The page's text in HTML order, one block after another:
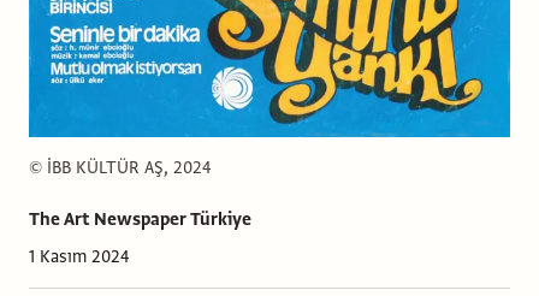
The Art Newspaper Türkiye
1 Kasım 2024
© İBB KÜLTÜR AŞ, 2024